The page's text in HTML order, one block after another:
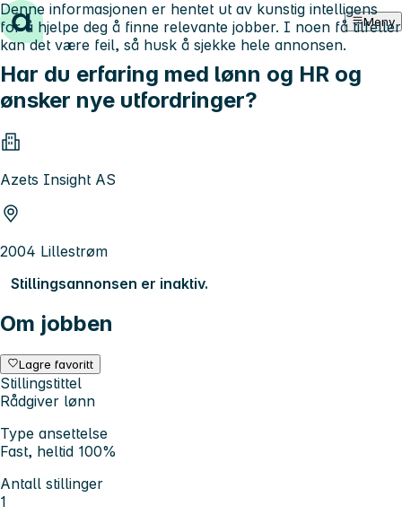
Hopp til innhold Meny
Har du erfaring med lønn og HR og
ønsker nye utfordringer?
Azets Insight AS
2004 Lillestrøm
Stillingsannonsen er inaktiv.
Om jobben
Lagre favoritt
Stillingstittel
Rådgiver lønn
Type ansettelse
Fast, heltid 100%
Antall stillinger
1
Denne informasjonen er hentet ut av kunstig intelligens
for å hjelpe deg å finne relevante jobber. I noen få tilfeller
kan det være feil, så husk å sjekke hele annonsen.